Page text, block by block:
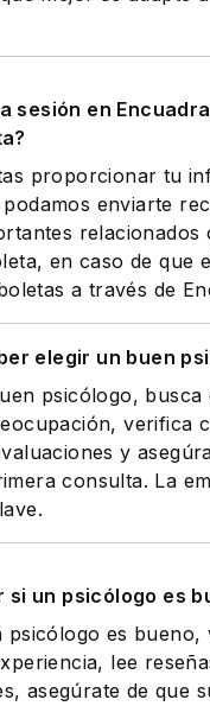
sesión en
proporcionar tu
enviarte
relacionados
en caso de que
a través de
elegir un buen
psicólogo, busca
verifica
y
consulta. La
si un psicólogo es
psicólogo es bueno,
lee
asegúrate de que